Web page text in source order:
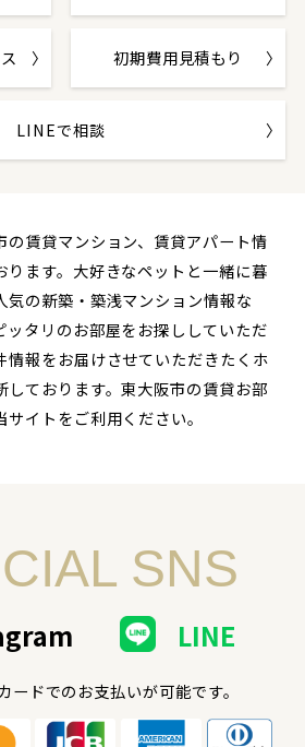
初期費用見積もり
LINEで相談
の賃貸マンション、賃貸アパート情
ります。大好きなペットと一緒に暮
気の新築・築浅マンション情報な
ッタリのお部屋をお探ししていただ
情報をお届けさせていただきたくホ
しております。東大阪市の賃貸お部
イトをご利用ください。
SNS
LINE
ードでのお支払いが可能です。